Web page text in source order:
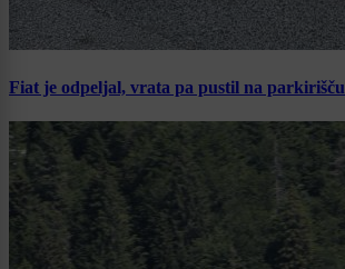
Fiat je odpeljal, vrata pa pustil na parkirišču